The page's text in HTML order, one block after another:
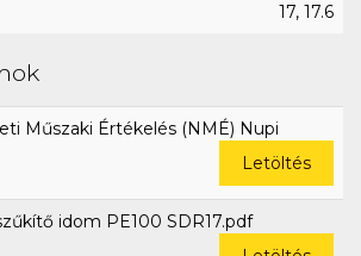
17, 17.6
Műszaki Értékelés (NMÉ) Nupi
Letöltés
idom PE100 SDR17.pdf